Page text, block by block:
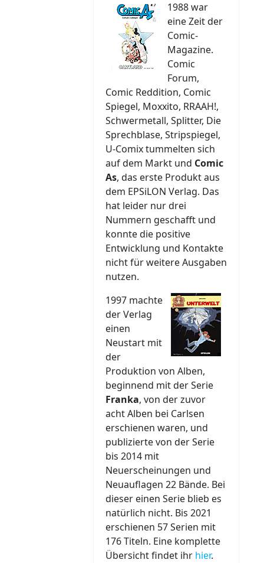
1988 war
eine Zeit der
Comic-
Magazine.
Comic
Forum,
Comic Reddition, Comic
Spiegel, Moxxito, RRAAH!,
Schwermetall, Splitter, Die
Sprechblase, Stripspiegel,
U-Comix tummelten sich
auf dem Markt und Comic
As, das erste Produkt aus
dem EPSiLON Verlag. Das
hat leider nur drei
Nummern geschafft und
konnte die positive
Entwicklung und Kontakte
nicht für weitere Ausgaben
nutzen.
1997 machte
der Verlag
einen
Neustart mit
der
Produktion von Alben,
beginnend mit der Serie
Franka, von der zuvor
acht Alben bei Carlsen
erschienen waren, und
publizierte von der Serie
bis 2014 mit
Neuerscheinungen und
Neuauflagen 22 Bände. Bei
dieser einen Serie blieb es
natürlich nicht. Bis 2021
erschienen 57 Serien mit
176 Titeln. Eine komplette
Übersicht findet ihr hier.